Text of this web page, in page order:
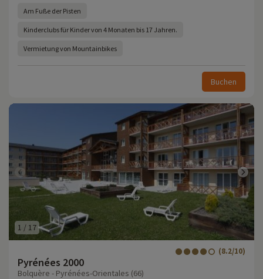
Am Fuße der Pisten
Kinderclubs für Kinder von 4 Monaten bis 17 Jahren.
Vermietung von Mountainbikes
Buchen
1 / 17
Pyrénées 2000
(8.2/10)
Bolquère - Pyrénées-Orientales (66)